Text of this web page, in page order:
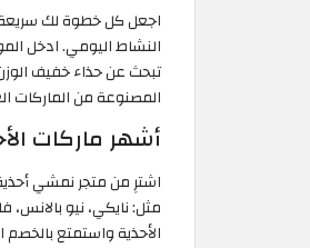
اجعل كل خطوة لك سريعة
النشاط اليومي. ادخل
تبحث عن حذاء خفيف
المصنوعة من الماركات
أشهر ماركات
اشترِ من متجر نمشي
مثل: نايكي، نيو بالانس،
الأحذية واستمتع